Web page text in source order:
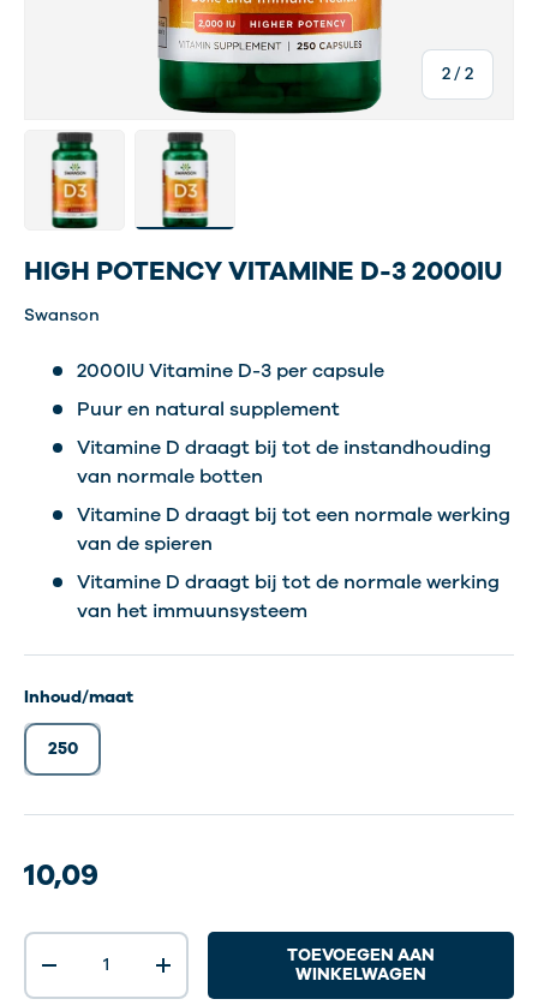
2/van
2
Laad afbeelding 1 in gallerij-weergave
Laad afbeelding 2 in gallerij-weergave
HIGH POTENCY VITAMINE D-3 2000IU
Swanson
2000IU Vitamine D-3 per capsule
Puur en natural supplement
Vitamine D draagt bij tot de instandhouding
van normale botten
Vitamine D draagt bij tot een normale werking
van de spieren
Vitamine D draagt bij tot de normale werking
van het immuunsysteem
Inhoud/maat
250
10,09
Aantal
-
+
TOEVOEGEN AAN
WINKELWAGEN